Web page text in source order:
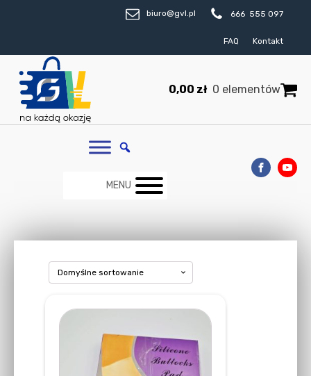
biuro@gvl.pl 666 555 097
FAQ Kontakt
0,00 zł 0 elementów
MENU